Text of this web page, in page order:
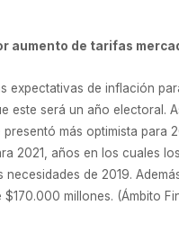
aumento de tarifas
expectativas de inflación
este será un año electoral.
presentó más optimista para
2021, años en los cuales
necesidades de 2019.
$170.000 millones. (Ámbito